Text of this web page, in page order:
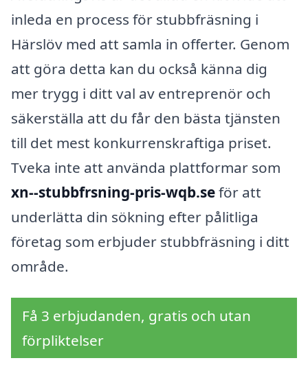
inleda en process för stubbfräsning i
Härslöv med att samla in offerter. Genom
att göra detta kan du också känna dig
mer trygg i ditt val av entreprenör och
säkerställa att du får den bästa tjänsten
till det mest konkurrenskraftiga priset.
Tveka inte att använda plattformar som
xn--stubbfrsning-pris-wqb.seför att
underlätta din sökning efter pålitliga
företag som erbjuder stubbfräsning i ditt
område.
Få 3 erbjudanden, gratis och utan
förpliktelser